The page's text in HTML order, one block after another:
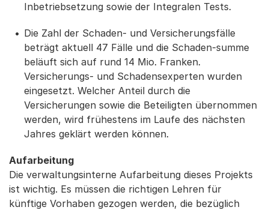
Inbetriebsetzung sowie der Integralen Tests.
Die Zahl der Schaden- und Versicherungsfälle
beträgt aktuell 47 Fälle und die Schaden-summe
beläuft sich auf rund 14 Mio. Franken.
Versicherungs- und Schadensexperten wurden
eingesetzt. Welcher Anteil durch die
Versicherungen sowie die Beteiligten übernommen
werden, wird frühestens im Laufe des nächsten
Jahres geklärt werden können.
Aufarbeitung
Die verwaltungsinterne Aufarbeitung dieses Projekts
ist wichtig. Es müssen die richtigen Lehren für
künftige Vorhaben gezogen werden, die bezüglich